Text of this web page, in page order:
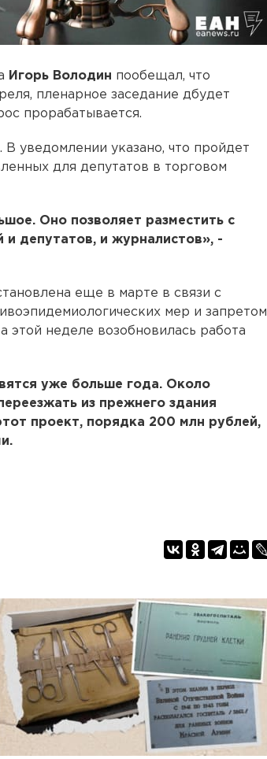
Игорь Володин пообещал, что
пленарное заседание дбудет
прорабатывается.
уведомлении указано, что пройдет
для депутатов в торговом
Оно позволяет разместить с
депутатов, и журналистов», -
еще в марте в связи с
мер и запретом
этой неделе возобновилась работа
уже больше года. Около
из прежнего здания
проект, порядка 200 млн рублей,